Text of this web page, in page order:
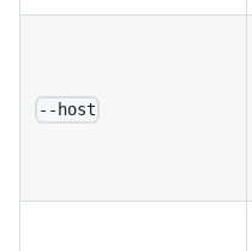
--host